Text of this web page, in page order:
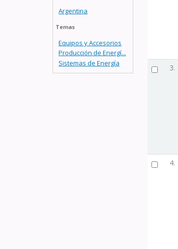
Argentina
Temas
Equipos y Accesorios
Producción de Energí...
Sistemas de Energía
3.
4.